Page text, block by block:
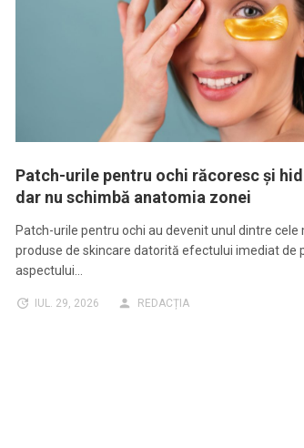
Patch-urile pentru ochi răcoresc și
dar nu schimbă anatomia zonei
Patch-urile pentru ochi au devenit unul dintre cele
produse de skincare datorită efectului imediat de
aspectului…
IUL. 29, 2026 REDACȚIA